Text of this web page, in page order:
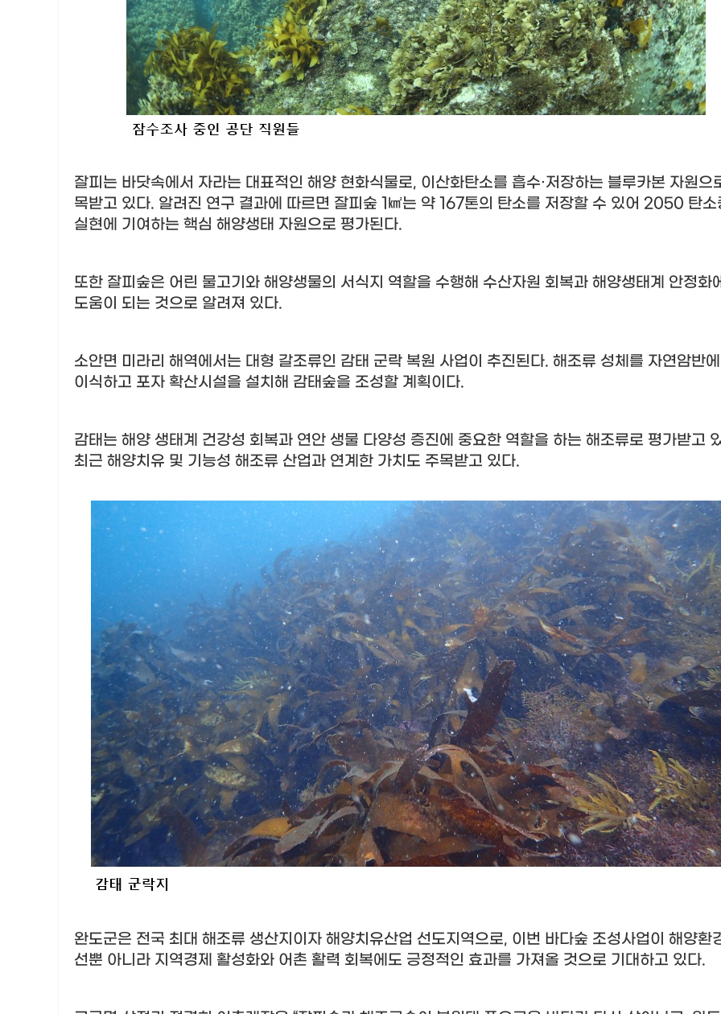
잘피는 바닷속에서 자라는 대표적인 해양 현화식물로, 이산화탄소를 흡수·저장하는 블루카본 자원으
목받고 있다. 알려진 연구 결과에 따르면 잘피숲 1 ㎢는 약 167톤의 탄소를 저장할 수 있어 2050 탄소
실현에 기여하는 핵심 해양생태 자원으로 평가된다.
또한 잘피숲은 어린 물고기와 해양생물의 서식지 역할을 수행해 수산자원 회복과 해양생태계 안정화
도움이 되는 것으로 알려져 있다.
소안면 미라리 해역에서는 대형 갈조류인 감태 군락 복원 사업이 추진된다. 해조류 성체를 자연암반
이식하고 포자 확산시설을 설치해 감태숲을 조성할 계획이다.
감태는 해양 생태계 건강성 회복과 연안 생물 다양성 증진에 중요한 역할을 하는 해조류로 평가받고
최근 해양치유 및 기능성 해조류 산업과 연계한 가치도 주목받고 있다.
완도군은 전국 최대 해조류 생산지이자 해양치유산업 선도지역으로, 이번 바다숲 조성사업이 해양환
선뿐 아니라 지역경제 활성화와 어촌 활력 회복에도 긍정적인 효과를 가져올 것으로 기대하고 있다.